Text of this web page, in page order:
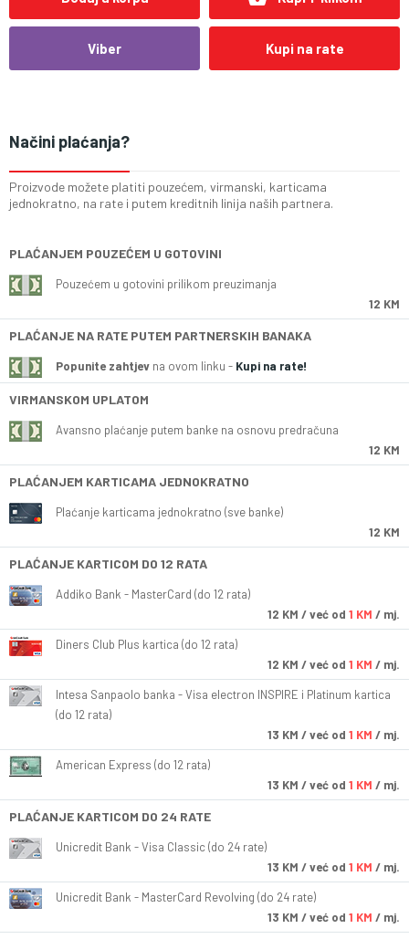
Viber Kupi na rate
Načini plaćanja?
Proizvode možete platiti pouzećem, virmanski, karticama
jednokratno, na rate i putem kreditnih linija naših partnera.
PLAĆANJEM POUZEĆEM U GOTOVINI
Pouzećem u gotovini prilikom preuzimanja
12 KM
PLAĆANJE NA RATE PUTEM PARTNERSKIH BANAKA
Popunite zahtjev na ovom linku - Kupi na rate!
VIRMANSKOM UPLATOM
Avansno plaćanje putem banke na osnovu predračuna
12 KM
PLAĆANJEM KARTICAMA JEDNOKRATNO
Plaćanje karticama jednokratno (sve banke)
12 KM
PLAĆANJE KARTICOM DO 12 RATA
Addiko Bank - MasterCard (do 12 rata)
12 KM / već od 1 KM / mj.
Diners Club Plus kartica (do 12 rata)
12 KM / već od 1 KM / mj.
Intesa Sanpaolo banka - Visa electron INSPIRE i Platinum kartica
(do 12 rata)
13 KM / već od 1 KM / mj.
American Express (do 12 rata)
13 KM / već od 1 KM / mj.
PLAĆANJE KARTICOM DO 24 RATE
Unicredit Bank - Visa Classic (do 24 rate)
13 KM / već od 1 KM / mj.
Unicredit Bank - MasterCard Revolving (do 24 rate)
13 KM / već od 1 KM / mj.